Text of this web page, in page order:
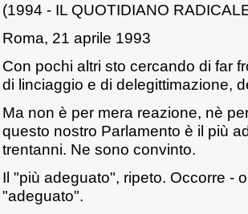
(1994 - IL QUOTIDIANO
Roma, 21 aprile 1993
Con pochi altri sto cercando di far
di linciaggio e di delegittimazione,
Ma non è per mera reazione, nè
questo nostro Parlamento è il più
trentanni. Ne sono convinto.
Il "più adeguato", ripeto. Occorre -
"adeguato".